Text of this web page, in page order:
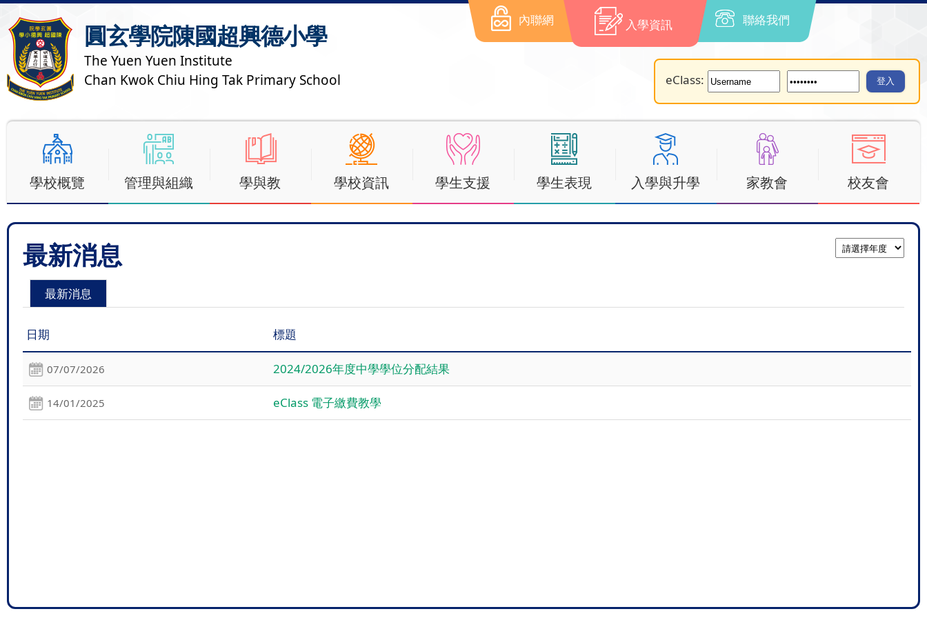
圓玄學院陳國超興德小學
The Yuen Yuen Institute
Chan Kwok Chiu Hing Tak Primary School
內聯網 入學資訊 聯絡我們
eClass:
學校概覽 管理與組織 學與教 學校資訊 學生支援 學生表現 入學與升學 家教會 校友會
最新消息
最新消息
日期 標題
07/07/2026 2024/2026年度中學學位分配結果
14/01/2025 eClass 電子繳費教學